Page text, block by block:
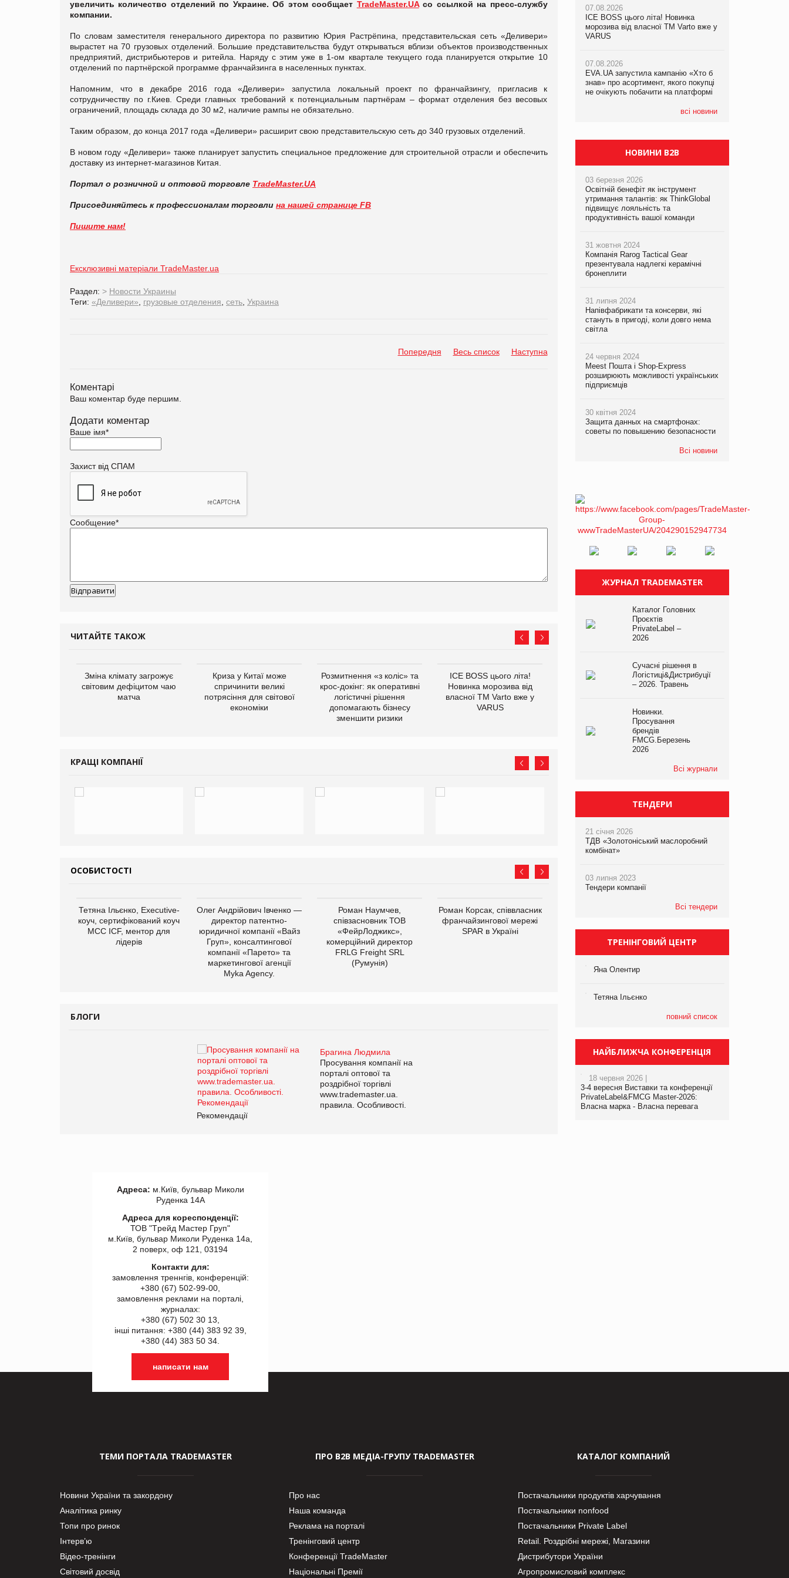
увеличить количество отделений по Украине. Об этом сообщает TradeMaster.UAсо ссылкой на пресс-службу
компании.
По словам заместителя генерального директора по развитию Юрия Растрёпина, представительская сеть «Деливери»
вырастет на 70 грузовых отделений. Большие представительства будут открываться вблизи объектов производственных
предприятий, дистрибьютеров и ритейла. Наряду с этим уже в 1-ом квартале текущего года планируется открытие 10
отделений по партнёрской программе франчайзинга в населенных пунктах.
Напомним, что в декабре 2016 года «Деливери» запустила локальный проект по франчайзингу, пригласив к
сотрудничеству по г.Киев. Среди главных требований к потенциальным партнёрам – формат отделения без весовых
ограничений, площадь склада до 30 м2, наличие рампы не обязательно.
Таким образом, до конца 2017 года «Деливери» расширит свою представительскую сеть до 340 грузовых отделений.
В новом году «Деливери» также планирует запустить специальное предложение для строительной отрасли и обеспечить
доставку из интернет-магазинов Китая.
Портал о розничной и оптовой торговле TradeMaster.UA
Присоединяйтесь к профессионалам торговли на нашей странице FB
Пишите нам!
Ексклюзивні матеріали TradeMaster.ua
Раздел: > Новости Украины
Теги: «Деливери» грузовые отделения сеть Украина
Попередня Весь список Наступна
Коментарі
Ваш коментар буде першим.
Додати коментар
Ваше імя*
Захист від СПАМ
Сообщение*
ЧИТАЙТЕ ТАКОЖ
Зміна клімату загрожує
світовим дефіцитом чаю
матча
Криза у Китаї може
спричинити великі
потрясіння для світової
економіки
Розмитнення «з коліс» та
крос-докінг: як оперативні
логістичні рішення
допомагають бізнесу
зменшити ризики
ICE BOSS цього літа!
Новинка морозива від
власної ТМ Varto вже у
VARUS
EVA.UA запустила
кампанію «Хто б знав» про
не очікують побачити на
Kraft Heinz скоротила
збиток у першому півріччі
КРАЩІ КОМПАНІЇ
ОСОБИСТОСТІ
Тетяна Ільєнко, Executive-
коуч, сертифікований коуч
МСС ICF, ментор для
лідерів
Олег Андрійович Івченко —
директор патентно-
юридичної компанії «Вайз
Груп», консалтингової
компанії «Парето» та
маркетингової агенції
Myka Agency.
Роман Наумчев,
співзасновник ТОВ
«ФейрЛоджикс»,
комерційний директор
FRLG Freight SRL
(Румунія)
Роман Корсак, співвласник
франчайзингової мережі
SPAR в Україні
департаменту з
виробництва
Яна Сараніна, директор
БЛОГИ
Брагина Людмила
Просування компанії на
порталі оптової та
роздрібної торгівлі
www.trademaster.ua.
правила. Особливості.
Рекомендації
Брагина Людмила
порталі оптової та
роздрібної торгівлі
www.trademaster.ua.
правила. Особливості.
07.08.2026
ICE BOSS цього літа! Новинка
морозива від власної ТМ Varto вже у
VARUS
07.08.2026
EVA.UA запустила кампанію «Хто б
знав» про асортимент, якого покупці
не очікують побачити на платформі
всі новини
06.08.2026
Смачна новинка для хвостатих: у
VARUS з’явилися паучі Varto Paw
05.08.2026
Мережа супермаркетів VARUS купує
мережу магазинів формату
компанія налічуватиме 374 магазини
07.08.2026
Франція заборонила рекламні дзвінки
НОВИНИ B2B
03 березня 2026
Освітній бенефіт як інструмент
утримання талантів: як ThinkGlobal
підвищує лояльність та
продуктивність вашої команди
31 жовтня 2024
Компанія Rarog Tactical Gear
презентувала надлегкі керамічні
бронеплити
31 липня 2024
Напівфабрикати та консерви, які
стануть в пригоді, коли довго нема
світла
24 червня 2024
Meest Пошта і Shop-Express
розширюють можливості українських
підприємців
30 квітня 2024
Защита данных на смартфонах:
советы по повышению безопасности
Всі новини
ЖУРНАЛ TRADEMASTER
Каталог Головних
Проєктів
PrivateLabel –
2026
Сучасні рішення в
Логістиці&Дистрибуції
– 2026. Травень
Новинки.
Просування
брендів
FMCG.Березень
2026
Всі журнали
ТЕНДЕРИ
21 січня 2026
ТДВ «Золотоніський маслоробний
комбінат»
03 липня 2023
Тендери компанії
Всі тендери
ТРЕНІНГОВИЙ ЦЕНТР
Яна Олентир
Тетяна Ільєнко
повний список
НАЙБЛИЖЧА КОНФЕРЕНЦІЯ
18 червня 2026 |
3-4 вересня Виставки та конференції
PrivateLabel&FMCG Master-2026:
Власна марка - Власна перевага
Адреса: м.Київ, бульвар Миколи
Руденка 14А
Адреса для кореспонденції:
ТОВ "Tрейд Мастер Груп"
м.Київ, бульвар Миколи Руденка 14а,
2 поверх, оф 121, 03194
Контакти для:
замовлення треннгів, конференцій:
+380 (67) 502-99-00,
замовлення реклами на порталі,
журналах:
+380 (67) 502 30 13,
інші питання: +380 (44) 383 92 39,
+380 (44) 383 50 34.
написати нам
ТЕМИ ПОРТАЛА TRADEMASTER
Новини України та закордону
Аналітика ринку
Топи про ринок
Інтерв’ю
Відео-тренінги
Світовий досвід
ПРО В2В МЕДІА-ГРУПУ TRADEMASTER
Про нас
Наша команда
Реклама на порталі
Тренінговий центр
Конференції TradeMaster
Національні Премії
КАТАЛОГ КОМПАНИЙ
Постачальники продуктів харчування
Постачальники nonfood
Постачальники Private Label
Retail. Роздрібні мережі, Магазини
Дистрибутори України
Агропромисловий комплекс